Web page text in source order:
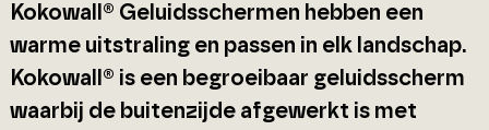
Kokowall® Geluidsschermen hebben een
warme uitstraling en passen in elk landschap.
Kokowall® is een begroeibaar geluidsscherm
waarbij de buitenzijde afgewerkt is met